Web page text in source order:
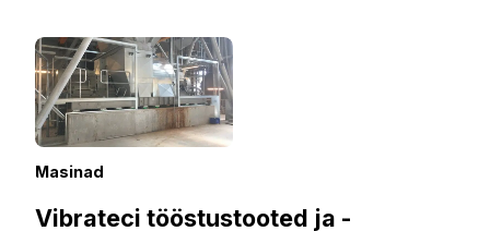
Masinad
Vibrateci tööstustooted ja -